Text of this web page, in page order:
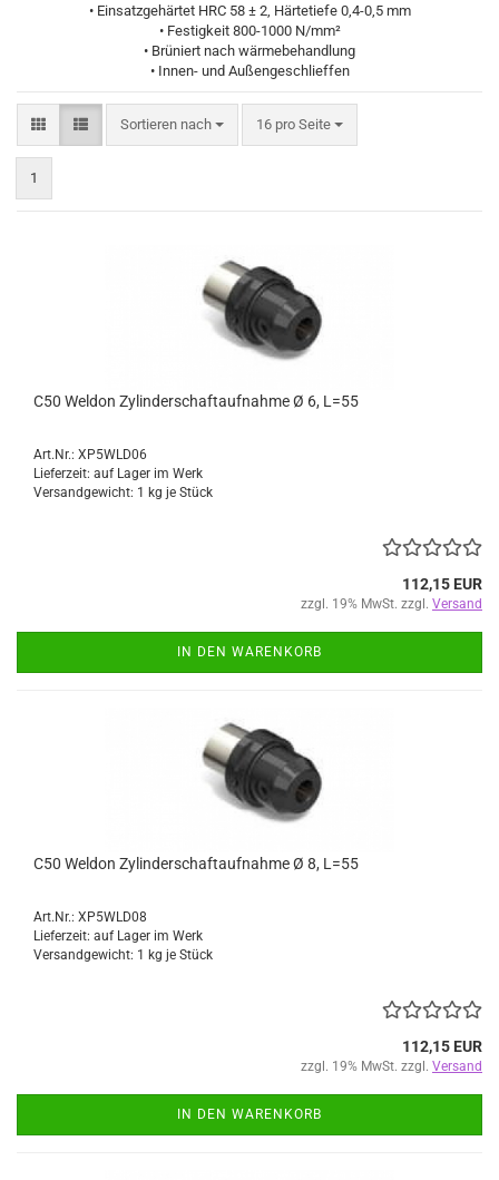
• Einsatzgehärtet HRC 58 ± 2, Härtetiefe 0,4-0,5 mm
• Festigkeit 800-1000 N/mm²
• Brüniert nach wärmebehandlung
• Innen- und Außengeschlieffen
Sortieren nach
Sortieren nach 16 pro Seite
pro Seite
1
C50 Weldon Zylinderschaftaufnahme Ø 6, L=55
Art.Nr.: XP5WLD06
Lieferzeit: auf Lager im Werk
Versandgewicht: 1 kg je Stück
112,15 EUR
zzgl. 19% MwSt. zzgl. Versand
IN DEN WARENKORB
C50 Weldon Zylinderschaftaufnahme Ø 8, L=55
Art.Nr.: XP5WLD08
Lieferzeit: auf Lager im Werk
Versandgewicht: 1 kg je Stück
112,15 EUR
zzgl. 19% MwSt. zzgl. Versand
IN DEN WARENKORB